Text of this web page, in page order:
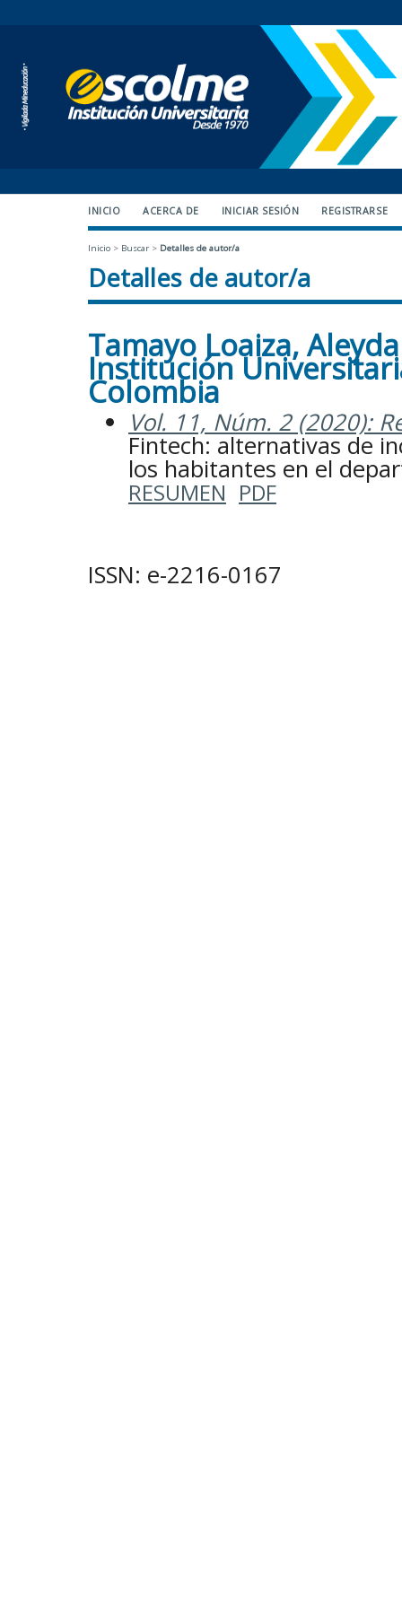
INICIO ACERCA DE INICIAR SESIÓN REGISTRARSE
Inicio > Buscar > Detalles de autor/a
Detalles de autor/a
Tamayo Loaiza,
Institución
Colombia
Vol. 11, Núm. 2 (2020):
Fintech: alternativas de
los habitantes en el
RESUMEN PDF
ISSN: e-2216-0167